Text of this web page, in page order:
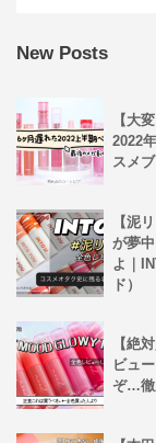
New Posts
【大
2022
スメ
【泥
が夢
よ｜
ド）
【絶
ビュ
ぞ…徹